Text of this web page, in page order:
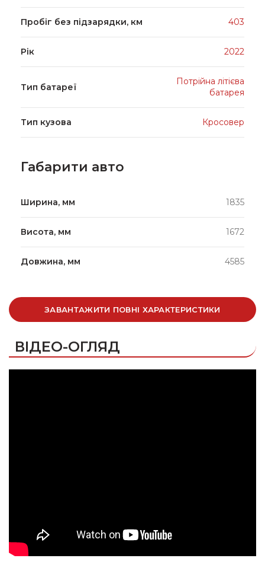
Пробіг без підзарядки, км 403
Рік 2022
Тип батареї
Потрійна літієва
батарея
Тип кузова Кросовер
Габарити авто
Ширина, мм 1835
Висота, мм 1672
Довжина, мм 4585
ЗАВАНТАЖИТИ ПОВНІ ХАРАКТЕРИСТИКИ
ВІДЕО-ОГЛЯД